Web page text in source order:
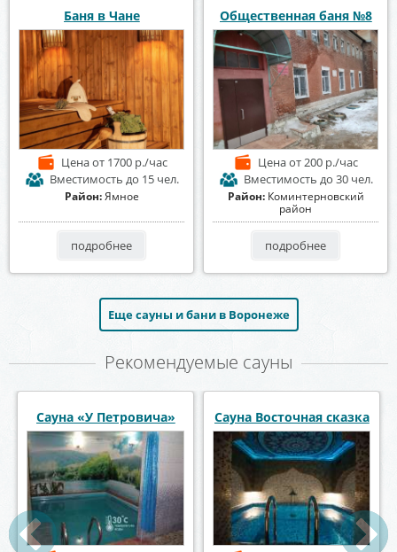
Баня в Чане
Ценаот 1700 р./час
Вместимость до 15 чел.
Район:Ямное
подробнее
Общественная баня №8
Ценаот 200 р./час
Вместимость до 30 чел.
Район: Коминтерновский
район
подробнее
Еще сауны и бани в Воронеже
Рекомендуемые сауны
Сауна «Foxy» Фокси Сауна и баня Апельсин